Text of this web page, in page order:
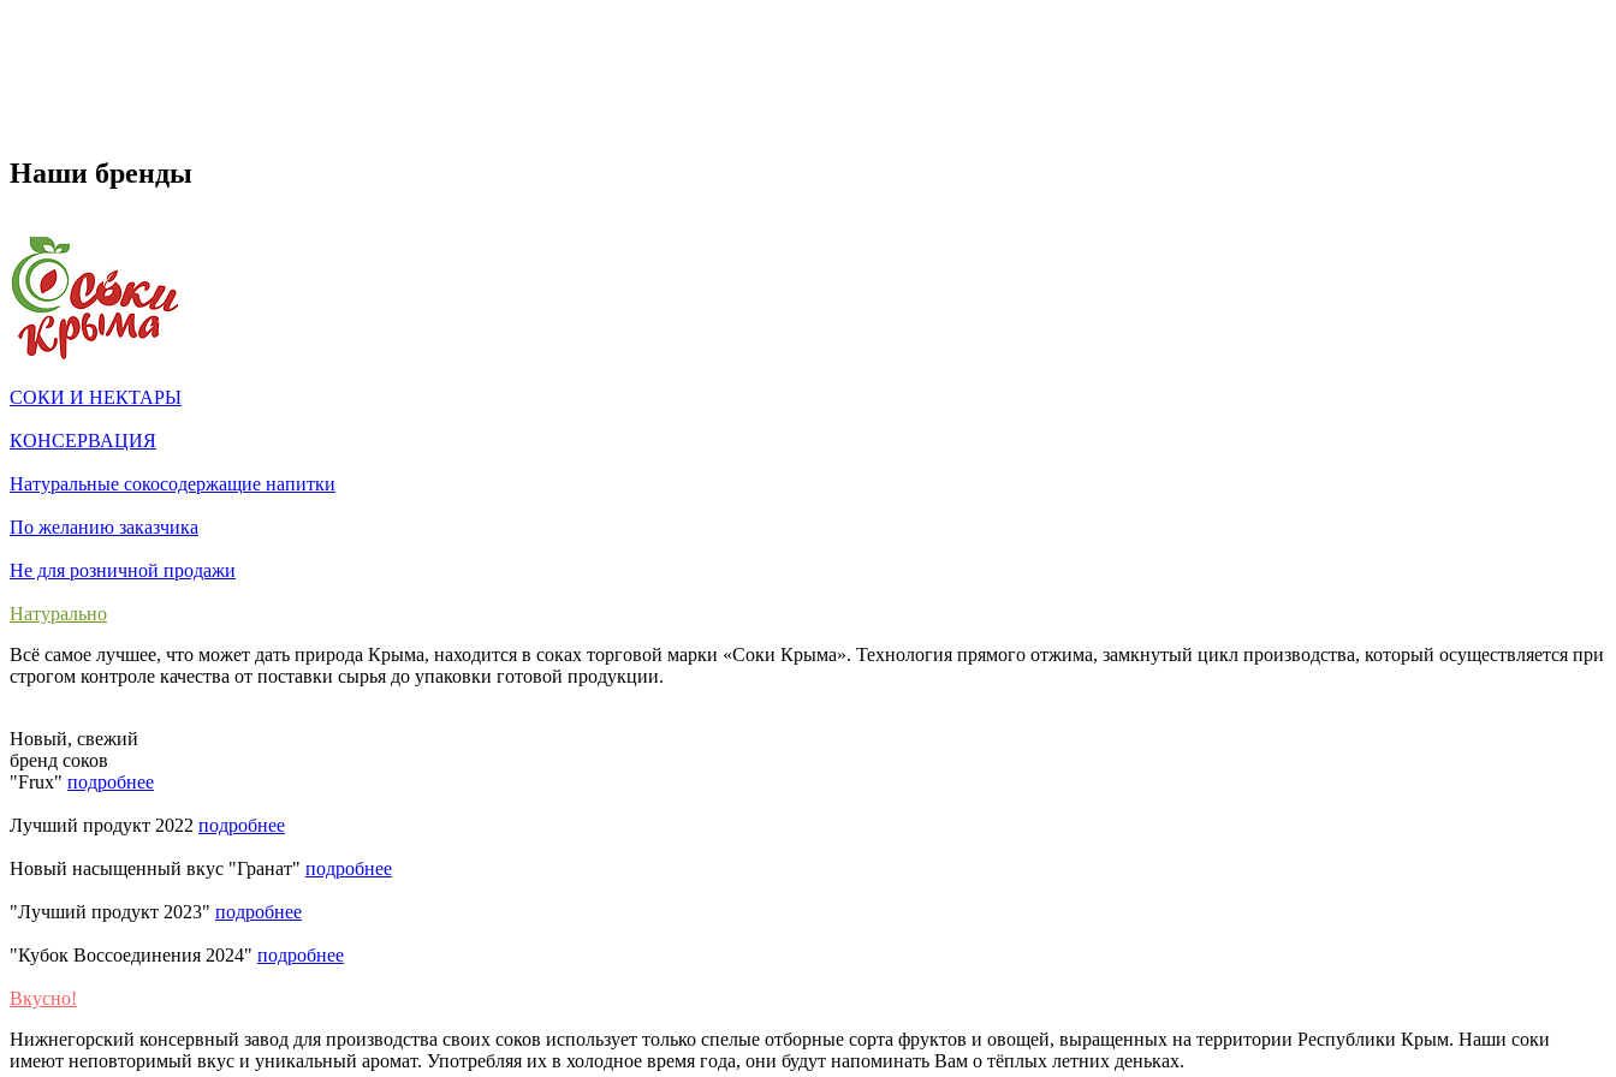
Наши бренды
СОКИ И НЕКТАРЫ
КОНСЕРВАЦИЯ
Натуральные сокосодержащие напитки
По желанию заказчика
Не для розничной продажи
Натурально
Всё самое лучшее, что может дать природа Крыма, находится в соках торговой марки «Соки Крыма». Технология прямого отжима, замкнутый цикл производства, который осуществляется при
строгом контроле качества от поставки сырья до упаковки готовой продукции.
Новый, свежий
бренд соков
"Frux" подробнее
Лучший продукт 2022 подробнее
Новый насыщенный вкус "Гранат" подробнее
"Лучший продукт 2023" подробнее
"Кубок Воссоединения 2024" подробнее
Вкусно!
Нижнегорский консервный завод для производства своих соков использует только спелые отборные сорта фруктов и овощей, выращенных на территории Республики Крым. Наши соки
имеют неповторимый вкус и уникальный аромат. Употребляя их в холодное время года, они будут напоминать Вам о тёплых летних деньках. ​